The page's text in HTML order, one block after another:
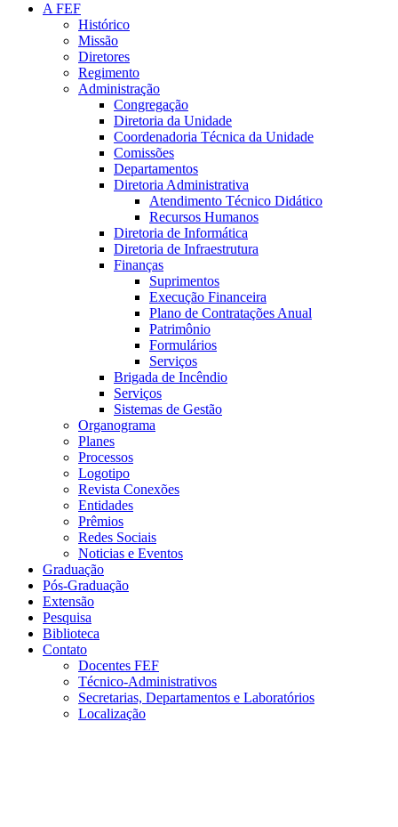
A FEF
Histórico
Missão
Diretores
Regimento
Administração
Congregação
Diretoria da Unidade
Coordenadoria Técnica da Unidade
Comissões
Departamentos
Diretoria Administrativa
Atendimento Técnico Didático
Recursos Humanos
Diretoria de Informática
Diretoria de Infraestrutura
Finanças
Suprimentos
Execução Financeira
Plano de Contratações Anual
Patrimônio
Formulários
Serviços
Brigada de Incêndio
Serviços
Sistemas de Gestão
Organograma
Planes
Processos
Logotipo
Revista Conexões
Entidades
Prêmios
Redes Sociais
Noticias e Eventos
Graduação
Pós-Graduação
Extensão
Pesquisa
Biblioteca
Contato
Docentes FEF
Técnico-Administrativos
Secretarias, Departamentos e Laboratórios
Localização